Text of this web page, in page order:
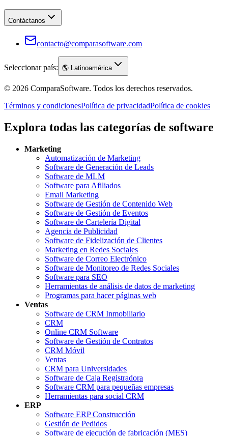
Contáctanos
contacto@comparasoftware.com
Seleccionar país: 🌎 Latinoamérica
© 2026 ComparaSoftware. Todos los derechos reservados.
Términos y condicionesPolítica de privacidadPolítica de cookies
Explora todas las categorías de software
Marketing
Automatización de Marketing
Software de Generación de Leads
Software de MLM
Software para Afiliados
Email Marketing
Software de Gestión de Contenido Web
Software de Gestión de Eventos
Software de Cartelería Digital
Agencia de Publicidad
Software de Fidelización de Clientes
Marketing en Redes Sociales
Software de Correo Electrónico
Software de Monitoreo de Redes Sociales
Software para SEO
Herramientas de análisis de datos de marketing
Programas para hacer páginas web
Ventas
Software de CRM Inmobiliario
CRM
Online CRM Software
Software de Gestión de Contratos
CRM Móvil
Ventas
CRM para Universidades
Software de Caja Registradora
Software CRM para pequeñas empresas
Herramientas para social CRM
ERP
Software ERP Construcción
Gestión de Pedidos
Software de ejecución de fabricación (MES)